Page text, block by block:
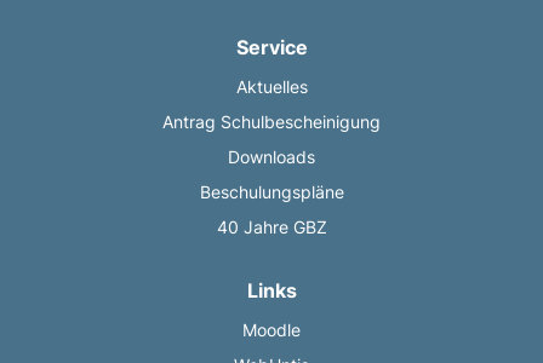
Service
Aktuelles
Antrag Schulbescheinigung
Downloads
Beschulungspläne
40 Jahre GBZ
Links
Moodle